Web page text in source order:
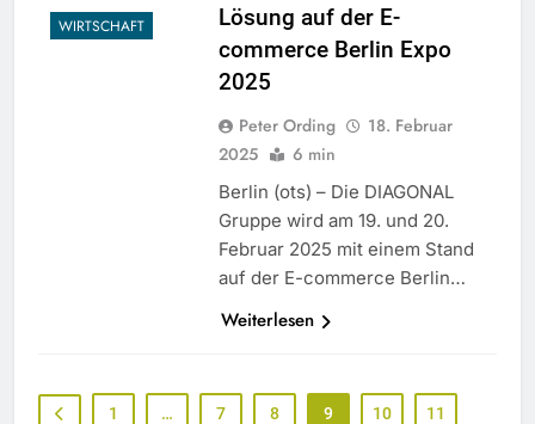
WIRTSCHAFT
Lösung auf der E-
commerce Berlin Expo
2025
Peter Ording
18. Februar
2025
6 min
Berlin (ots) – Die DIAGONAL
Gruppe wird am 19. und 20.
Februar 2025 mit einem Stand
auf der E-commerce Berlin…
Weiterlesen
1 … 7 8 9 10 11